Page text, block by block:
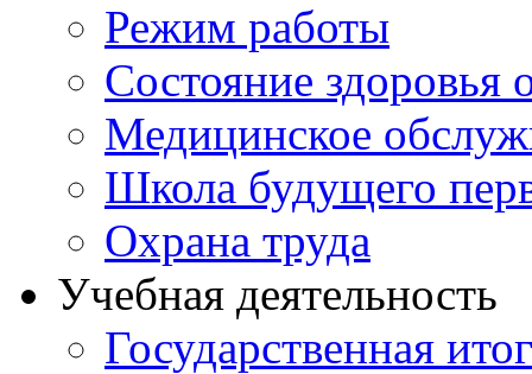
Режим работы
Состояние
Медицинское
Школа будущего
Охрана труда
Учебная деятельность
Государственная